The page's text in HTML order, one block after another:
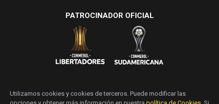
PATROCINADOR OFICIAL
Utilizamos cookies y cookies de terceros. Puede modificar las